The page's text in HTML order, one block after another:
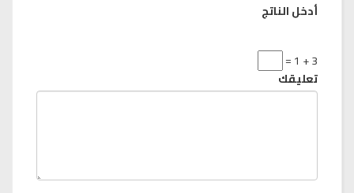
أدخل الناتج
3 + 1 =
تعليقك